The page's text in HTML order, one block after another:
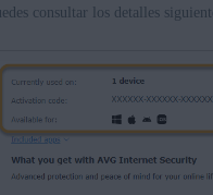
consultar los detalles